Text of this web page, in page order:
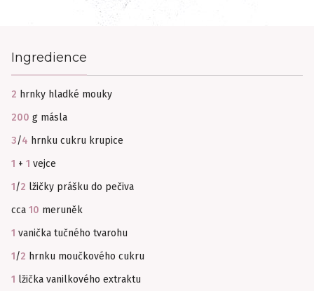
Ingredience
2 hrnky hladké mouky
200 g másla
3/4 hrnku cukru krupice
1 + 1 vejce
1/2 lžičky prášku do pečiva
cca 10 meruněk
1 vanička tučného tvarohu
1/2 hrnku moučkového cukru
1 lžička vanilkového extraktu